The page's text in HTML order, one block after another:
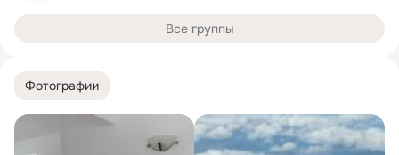
Фотографии
Все группы